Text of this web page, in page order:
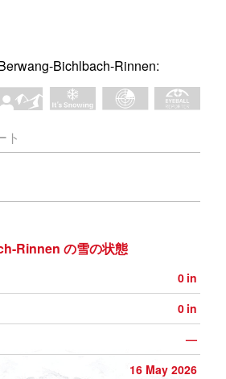
Bichlbach-Rinnen:
ト
Rinnen の雪の状態
0 in
0 in
—
16 May 2026